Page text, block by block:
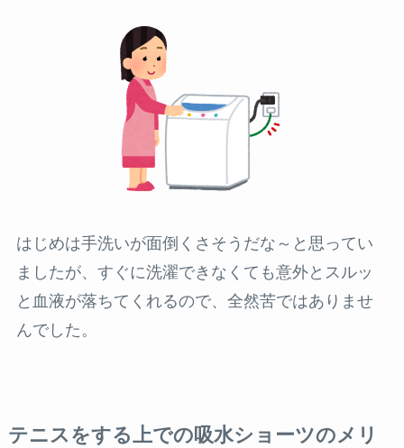
はじめは手洗いが面倒くさそうだな～と思ってい
ましたが、すぐに洗濯できなくても意外とスルッ
と血液が落ちてくれるので、全然苦ではありませ
んでした。
テニスをする上での吸水ショーツのメリ